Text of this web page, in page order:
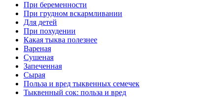
При беременности
При грудном вскармливании
Для детей
При похудении
Какая тыква полезнее
Вареная
Сушеная
Запеченная
Сырая
Польза и вред тыквенных семечек
Тыквенный сок: польза и вред